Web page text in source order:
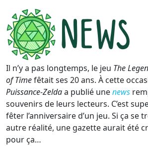
Il n’y a pas longtemps, le jeu The
of Timefêtait ses 20 ans. À cette
Puissance-Zeldaa publié unenews
souvenirs de leurs lecteurs. C’est
fêter l’anniversaire d’un jeu. Si ça se
autre réalité, une gazette aurait été
pour ça…